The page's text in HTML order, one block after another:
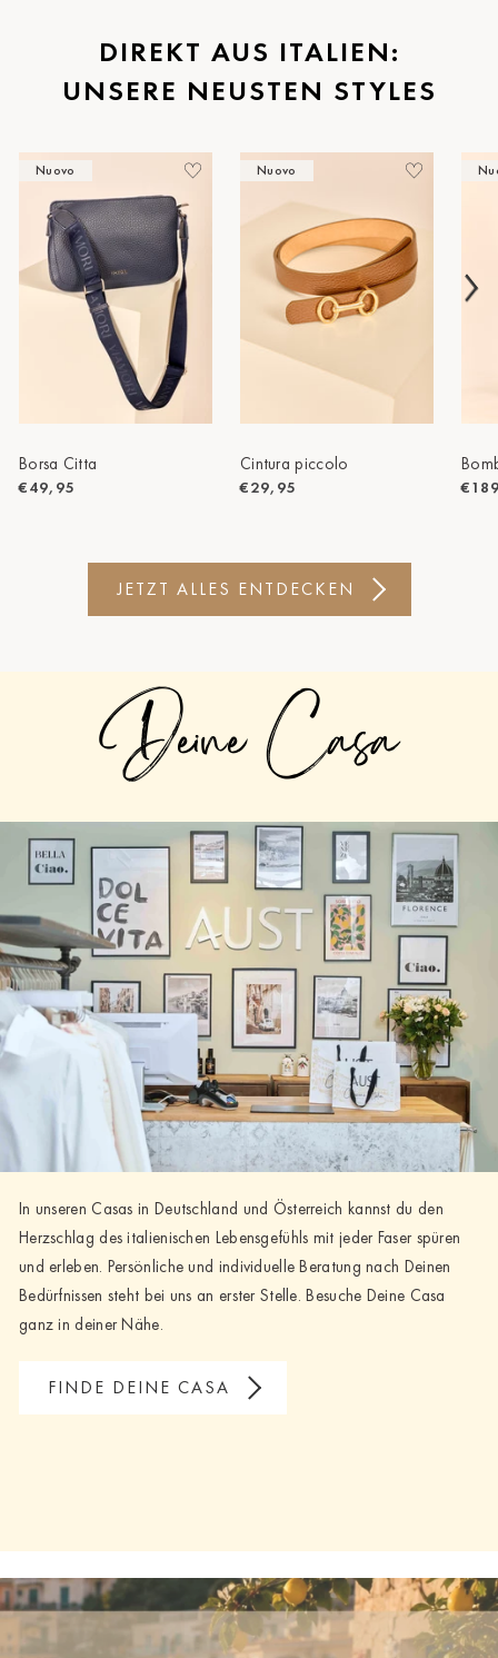
St.Pölten
Staufen
Timmendorf
Tulln
Tuttlingen
Wien Hietzing (13.Bez.)
Zwettl
DIREKT AUS ITALIEN:
UNSERE NEUSTEN STYLES
Nuovo
Borsa Citta
€49,95
Nuovo
Cintura piccolo
€29,95
JETZT ALLES ENTDECKEN
Deine Casa
In unseren Casas in Deutschland und Österreich kannst du den
Herzschlag des italienischen Lebensgefühls mit jeder Faser spüren
und erleben. Persönliche und individuelle Beratung nach Deinen
Bedürfnissen steht bei uns an erster Stelle. Besuche Deine Casa
ganz in deiner Nähe.
FINDE DEINE CASA